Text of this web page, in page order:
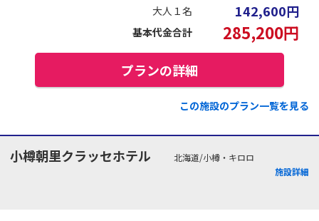
大人１名 142,600円
基本代金合計 285,200円
プランの詳細
この施設のプラン一覧を見る
小樽朝里クラッセホテル
北海道/小樽・キロロ
施設詳細